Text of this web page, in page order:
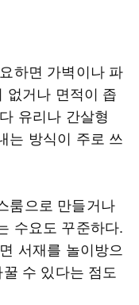
하면 가벽이나 파
없거나 면적이 좁
유리나 간살형
는 방식이 주로 쓰
룸으로 만들거나
수요도 꾸준하다.
서재를 놀이방으
수 있다는 점도